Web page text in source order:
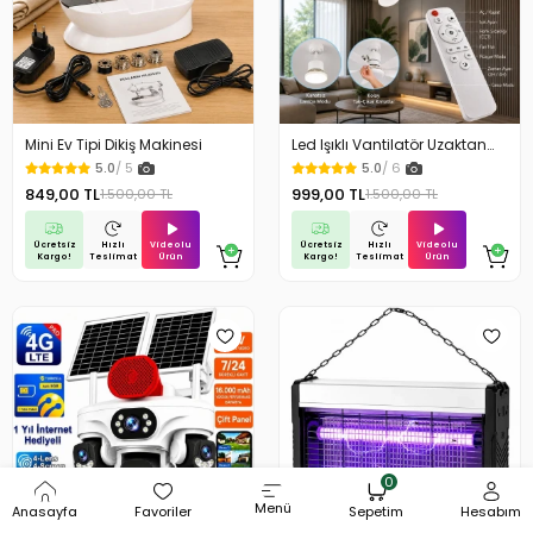
Anasayfa Favoriler Menü
0
Sepetim
Hesabım
Mini Ev Tipi Dikiş Makinesi
5.0/ 5
849,00 TL1.500,00 TL
Ücretsiz
Kargo!
Hızlı
Teslimat
Videolu
Ürün
Led Işıklı Vantilatör Uzaktan
Kumandalı Sessiz Çalışan
Tavan Tipi Lamba Işıklı
Pervane
5.0/ 6
999,00 TL1.500,00 TL
Ücretsiz
Kargo!
Hızlı
Teslimat
Videolu
Ürün